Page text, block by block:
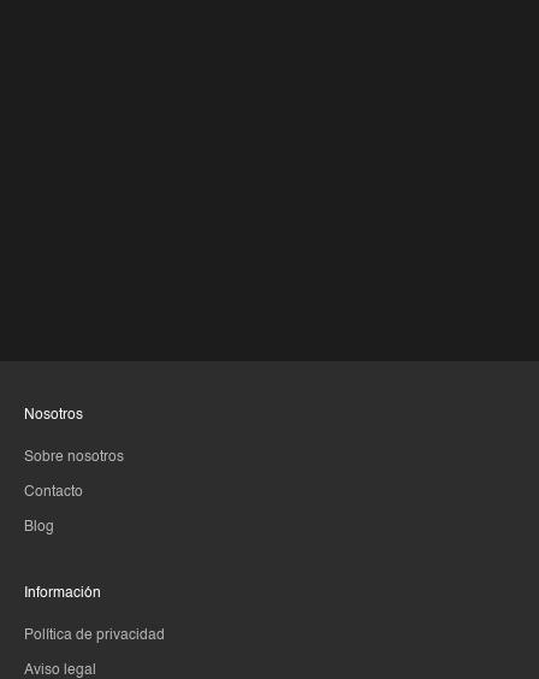
Nosotros
Sobre nosotros
Contacto
Blog
Información
Política de privacidad
Aviso legal